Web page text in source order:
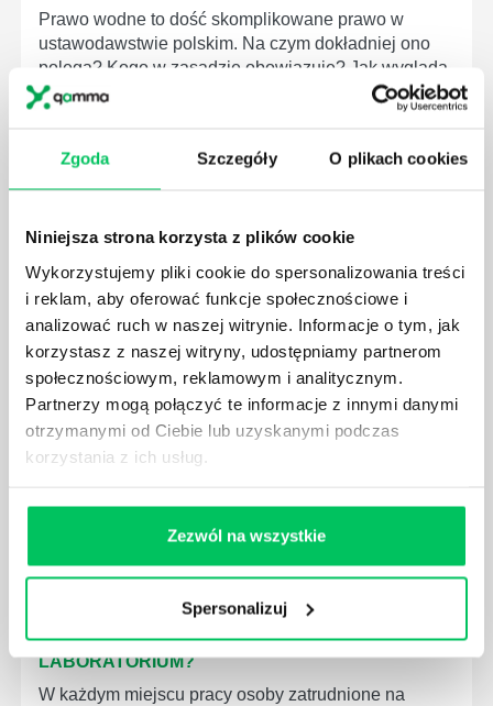
Zgoda Szczegóły O plikach cookies
Niniejsza strona korzysta z plików cookie
Wykorzystujemy pliki cookie do spersonalizowania treści
i reklam, aby oferować funkcje społecznościowe i
analizować ruch w naszej witrynie. Informacje o tym, jak
korzystasz z naszej witryny, udostępniamy partnerom
społecznościowym, reklamowym i analitycznym.
Partnerzy mogą połączyć te informacje z innymi danymi
otrzymanymi od Ciebie lub uzyskanymi podczas
korzystania z ich usług.
Zezwól na wszystkie
Spersonalizuj
Prawo wodne to dość skomplikowane prawo w
ustawodawstwie polskim. Na czym dokładniej ono
polega? Kogo w zasadzie obowiązuje? Jak wygląda
egzekwowanie prawa wodnego? Na te pytania
odpowiemy pokrótce poniżej.
GDZIE MOŻEMY ZAPOZNAĆ SIĘ Z
WYMAGANIAMI NORM JAKOŚCI WYROBÓW
MEDYCZNYCH?
W związku z ogromnym rozwojem dzisiejszego
społeczeństwa wprowadzane jest coraz więcej reguł,
które mają za zadanie poprawić poszczególne
dziedziny gospodarki. Dzięki nim wszystkie firmy
będą zobowiązane przestrzegać zasad, których
wprowadzenie dąży do ujednolicenia jakości
CZYM ZAJMUJE SIĘ AUDYTOR WEWNĘTRZNY
LABORATORIUM?
W każdym miejscu pracy osoby zatrudnione na